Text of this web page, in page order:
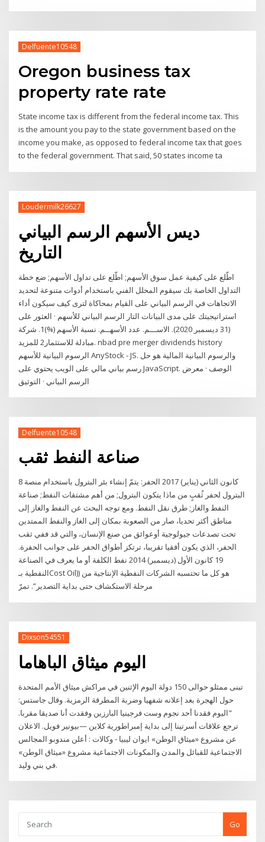
Delfuente10548
Oregon business tax
property rate rate
State income tax is different from the federal income tax. This
is the amount you pay to the state government based on the
income you make, as opposed to federal income tax that goes
to the federal government. That said, 50 states income ta
Loudermilk26627
ديس الأسهم الرسم البياني
التاريخ
اطّلع على كيفية عمل سوق الأسهم; اطّلع على تداول الأسهم; ضع خطة
التداول الخاصة بك سيقوم المحلل الفني باستخدام أدوات متنوعة لتحديد
الاتجاهات في الرسم البياني على القيام بمحاكاة لترى كيف سيكون أداء
استراتيجيتك على مدى البيانات التار الرسم البياني للأسهم · العثور على
(31 ديسمبر 2020). الاســـم. عدد الأسهــم. نسبة الأسهم (%)1. شركة
مبادلة للاستثمار2 للمزيد. nbad pre merger dividends history
الرسوم البيانية للأسهم AnyStock - JS. والرسوم البيانية المالية هو حل
رسم بياني مالي على الويب يحتوي على JavaScript. الوصف · معرض
Delfuente10548
صناعة النفط ثقب
8 كانون الثاني (يناير) 2017 الحفر: يتمّ إنشاء بئر البترول باستخدام منصة
البترول لحفر ثُقبٍ من ماذا يتكون البترول; من أهم مشتقات النفط; صناعة
النفط والغاز; طرق نقل النفط. ومع توجه البحث عن النفط والغاز إلى
مناطق أكثر تحديا، صار من الصعوبة بمكان إلى الغاز والنفط الممتدين
تحت تصدعات جيولوجية أوعوائق من صنع الإنسان، والتي قد ففي ثقب
الحفر، الذي يكون أفقيا تقريبا، ترتكز أطواق الحفر على جوانب الحفرة.
19 كانون الأول (ديسمبر) 2014 نفط الكلفة أو ما يعرف في الصناعة
النفطية بـCost Oil)) هو كل ما تحتسبه الشركات النفطية الإنتاجية من
Dixson54551
اليوم ميثاق الباهاما
تبنى ممثلو حوالى 150 دولة اليوم الإثنين في مراكش ميثاق الأمم المتحدة
حول الهجرة بعد إعلانه شفهيا وضربة المطرقة الرمزية. وقال جاستس:
"اليوم فقدنا أحد نجوم وست فرجينيا البارزين وفقدت أنا صديقا مقربا.
ترجع علاقات أسرتينا إلى بداية إمبراطورية كلاين —بيونير فويل. الاعلان
عن مشروع «ميثاق الوطن» ايوان ليبيا - وكالات : أعلن مندوبو المجالس
الاجتماعية للقبائل والمدن والمكونات الاجتماعية مشروع «ميثاق الوطن»
في بني وليد.
Go